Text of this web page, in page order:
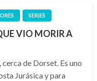
SERIES
VIO MORIR A
de Dorset. Es uno
Jurásica y para